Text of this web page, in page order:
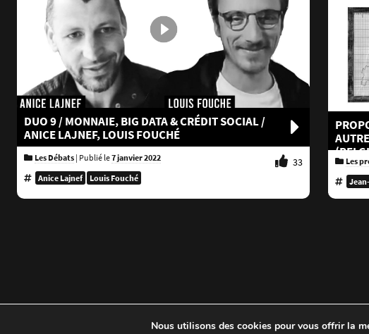
DUO 9 / MONNAIE, BIG DATA & CRÉDIT SOCIAL /
ANICE LAJNEF, LOUIS FOUCHÉ
Les Débats | Publié le7 janvier 2022 33
Anice Lajnef Louis Fouché
Les
Nous utilisons des cookies pour vous offrir la